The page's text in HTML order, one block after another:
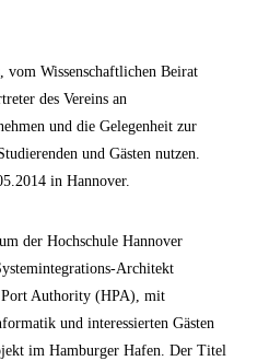
vom Wissenschaftlichen Beirat
des Vereins an
und die Gelegenheit zur
und Gästen nutzen.
in Hannover.
der Hochschule Hannover
Architekt
Port Authority (HPA), mit
und interessierten Gästen
im Hamburger Hafen. Der Titel